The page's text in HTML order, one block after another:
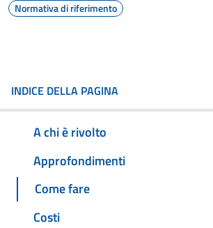
Normativa di riferimento
INDICE DELLA PAGINA
A chi è rivolto
Approfondimenti
Come fare
Costi